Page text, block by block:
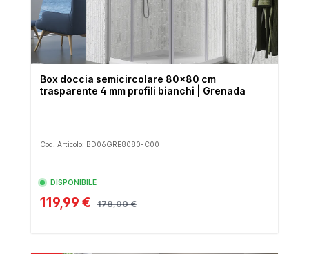
Box doccia semicircolare 80x80 cm
trasparente 4 mm profili bianchi | Grenada
Cod. Articolo: BD06GRE8080-C00
DISPONIBILE
119,99 € 178,00 €